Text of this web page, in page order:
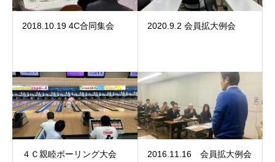
2018.10.19 4C合同集会 2020.9.2 会員拡大例会
４Ｃ親睦ボーリング大会 2016.11.16 会員拡大例会